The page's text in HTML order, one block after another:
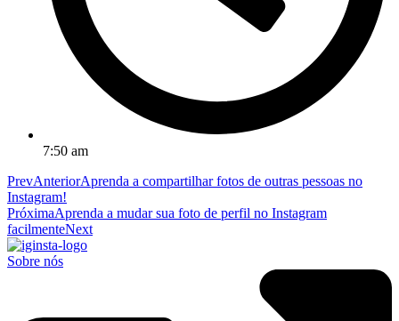
7:50 am
PrevAnteriorAprenda a compartilhar fotos de outras pessoas no
Instagram!
PróximaAprenda a mudar sua foto de perfil no Instagram
facilmenteNext
Sobre nós